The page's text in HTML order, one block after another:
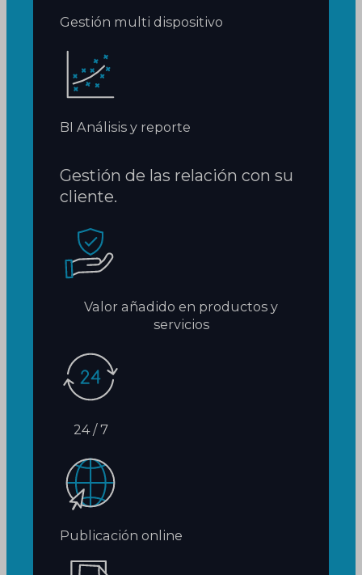
Gestión multi dispositivo
BI Análisis y reporte
Gestión de las relación con su
cliente.
Valor añadido en productos y
servicios
24 / 7
Publicación online